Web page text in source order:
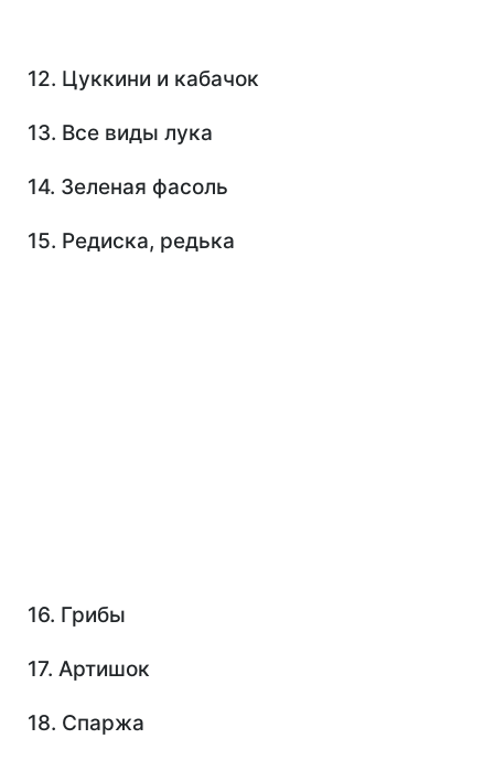
12. Цуккини и кабачок
13. Все виды лука
14. Зеленая фасоль
15. Редиска, редька
16. Грибы
17. Артишок
18. Спаржа